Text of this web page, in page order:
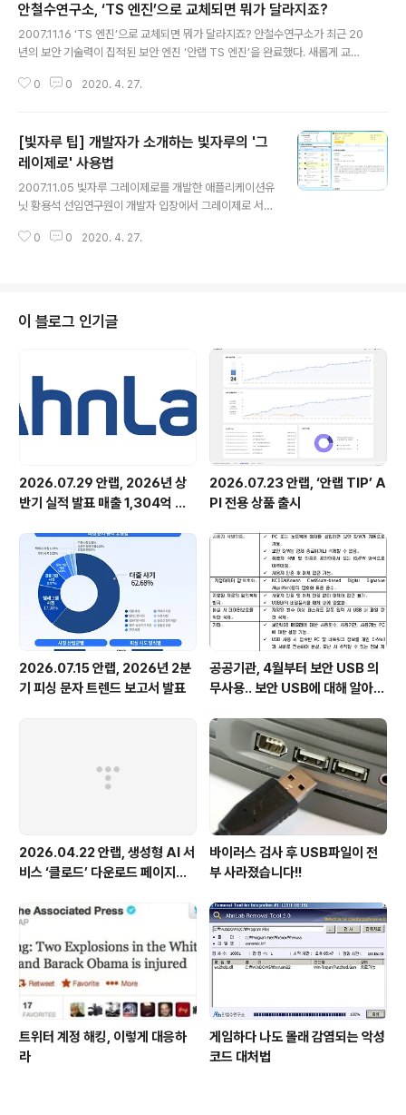
안철수연구소, ‘TS 엔진’으로 교체되면 뭐가 달라지죠?
2007.11.16 ‘TS 엔진’으로 교체되면 뭐가 달라지죠? 안철수연구소가 최근 20
년의 보안 기술력이 집적된 보안 엔진 ‘안랩 TS 엔진’을 완료했다. 새롭게 교체
지 알아보자. Q. 안랩 TS 엔진이란? TS 엔진은 Total Security의 약자로, 바
떤 점이 개선되었나? TS 엔진은 기존 워프(WARP) 엔진에 비해 엔진 업데이트
과정에서 CPU 점유율이 약 4분의 1로 크게 줄었고, 검사 속도도 30% 이상 빨
라진다. 또한 압축/실행압축/임시 파일 등 다양한 대..
0 0 2020. 4. 27.
[빛자루 팁] 개발자가 소개하는 빛자루의 '그
레이제로' 사용법
2007.11.05 빛자루 그레이제로를 개발한 애플리케이션유
닛 황용석 선임연구원이 개발자 입장에서 그레이제로 서비
생생한 강의를 들어보시죠~ 다음 중 PC를 깨끗하게 유지
도록 인터넷에 연결하지 않는다 4. 아무것도 설치하지 않
는다. 5. 저질프로그램을 걸러내고, 내가 쓰는 프로그램 꼭
필요한 프로그램만 잘 골라서 설치한다. 현실적으로 가능
한 유일한 방법은 당연히 5번 "저질프로그램을 걸러내고,
내가 쓰는 프로그램 꼭 필요한 프로그램만 잘 골라서 설치
한다"이다. 사실, 윈도우..
0 0 2020. 4. 27.
이 블로그 인기글
2026.07.29 안랩, 2026년 상
반기 실적 발표 매출 1,304억 원,
2026.07.23 안랩, ‘안랩 TIP’ A
PI 전용 상품 출시
2026.07.15 안랩, 2026년 2분
기 피싱 문자 트렌드 보고서 발표
공공기관, 4월부터 보안 USB 의
무사용.. 보안 USB에 대해 알아봅
2026.04.22 안랩, 생성형 AI 서
비스 ‘클로드’ 다운로드 페이지로
바이러스 검사 후 USB파일이 전
부 사라졌습니다!!
트위터 계정 해킹, 이렇게 대응하
라
게임하다 나도 몰래 감염되는 악성
코드 대처법